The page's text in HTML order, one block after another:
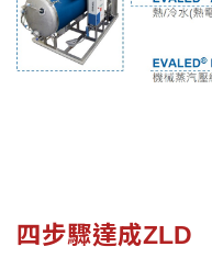
四步驟達成ZLD